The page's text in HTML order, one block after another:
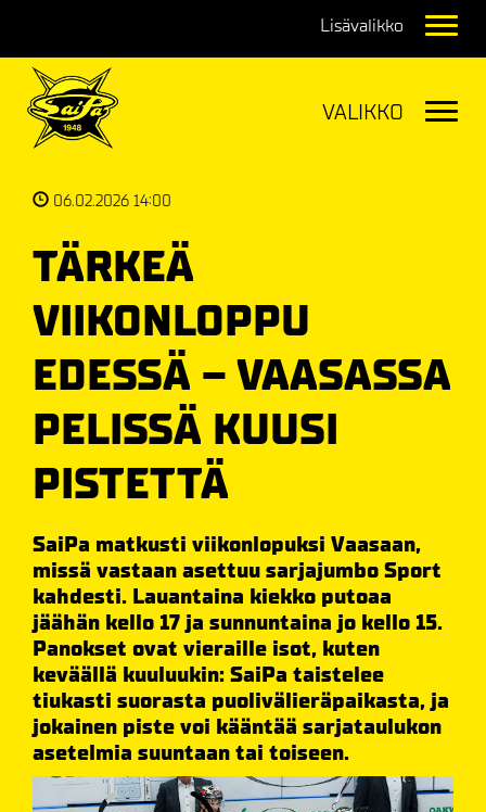
06.02.2026 14:00
TÄRKEÄ
VIIKONLOPPU
EDESSÄ – VAASASSA
PELISSÄ KUUSI
PISTETTÄ
SaiPa matkusti viikonlopuksi Vaasaan,
missä vastaan asettuu sarjajumbo Sport
kahdesti. Lauantaina kiekko putoaa
jäähän kello 17 ja sunnuntaina jo kello 15.
Panokset ovat vieraille isot, kuten
keväällä kuuluukin: SaiPa taistelee
tiukasti suorasta puolivälieräpaikasta, ja
jokainen piste voi kääntää sarjataulukon
asetelmia suuntaan tai toiseen.